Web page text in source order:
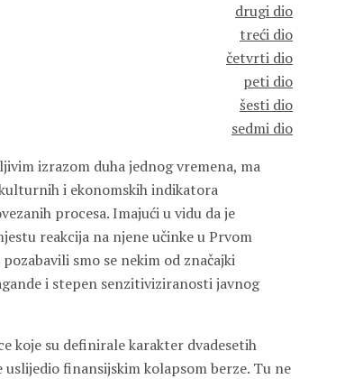
drugi dio
treći dio
četvrti dio
peti dio
šesti dio
sedmi dio
izrazom duha jednog vremena, ma
i ekonomskih indikatora
procesa. Imajući u vidu da je
reakcija na njene učinke u Prvom
smo se nekim od značajki
i stepen senzitiviziranosti javnog
koje su definirale karakter dvadesetih
finansijskim kolapsom berze. Tu ne